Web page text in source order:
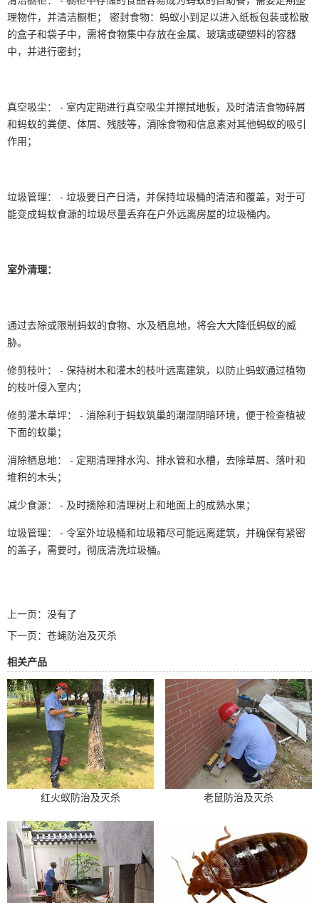
理物件，并清洁橱柜； 密封食物：蚂蚁小到足以进入纸板包装或松散
的盒子和袋子中，需将食物集中存放在金属、玻璃或硬塑料的容器
中，并进行密封；
真空吸尘： - 室内定期进行真空吸尘并擦拭地板，及时清洁食物碎屑
和蚂蚁的粪便、体屑、残肢等，消除食物和信息素对其他蚂蚁的吸引
作用；
垃圾管理： - 垃圾要日产日清，并保持垃圾桶的清洁和覆盖，对于可
能变成蚂蚁食源的垃圾尽量丢弃在户外远离房屋的垃圾桶内。
室外清理：
通过去除或限制蚂蚁的食物、水及栖息地，将会大大降低蚂蚁的威
胁。
修剪枝叶： - 保持树木和灌木的枝叶远离建筑，以防止蚂蚁通过植物
的枝叶侵入室内；
修剪灌木草坪： - 消除利于蚂蚁筑巢的潮湿阴暗环境，便于检查植被
下面的蚁巢；
消除栖息地： - 定期清理排水沟、排水管和水槽，去除草屑、落叶和
堆积的木头；
减少食源： - 及时摘除和清理树上和地面上的成熟水果；
垃圾管理： - 令室外垃圾桶和垃圾箱尽可能远离建筑，并确保有紧密
的盖子，需要时，彻底清洗垃圾桶。
上一页：没有了
下一页： 苍蝇防治及灭杀
相关产品
红火蚁防治及灭杀 老鼠防治及灭杀